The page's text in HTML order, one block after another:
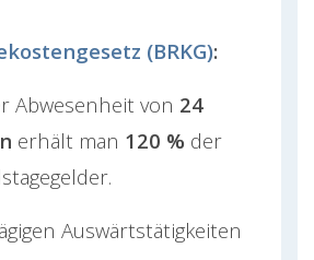
(BRKG):
Abwesenheit von 24
erhält man 120 % der
Auswärtstätigkeiten